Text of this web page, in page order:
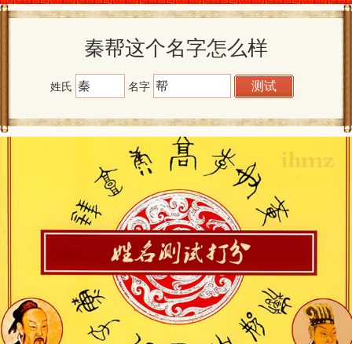
秦帮这个名字怎么样
姓氏 名字